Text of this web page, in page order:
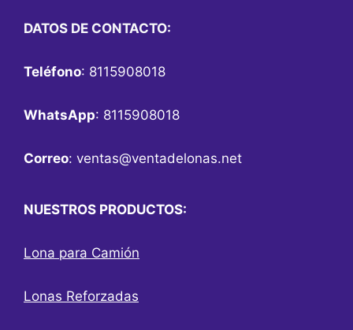
DATOS DE CONTACTO:
Teléfono: 8115908018
WhatsApp: 8115908018
Correo: ventas@ventadelonas.net
NUESTROS PRODUCTOS:
Lona para Camión
Lonas Reforzadas